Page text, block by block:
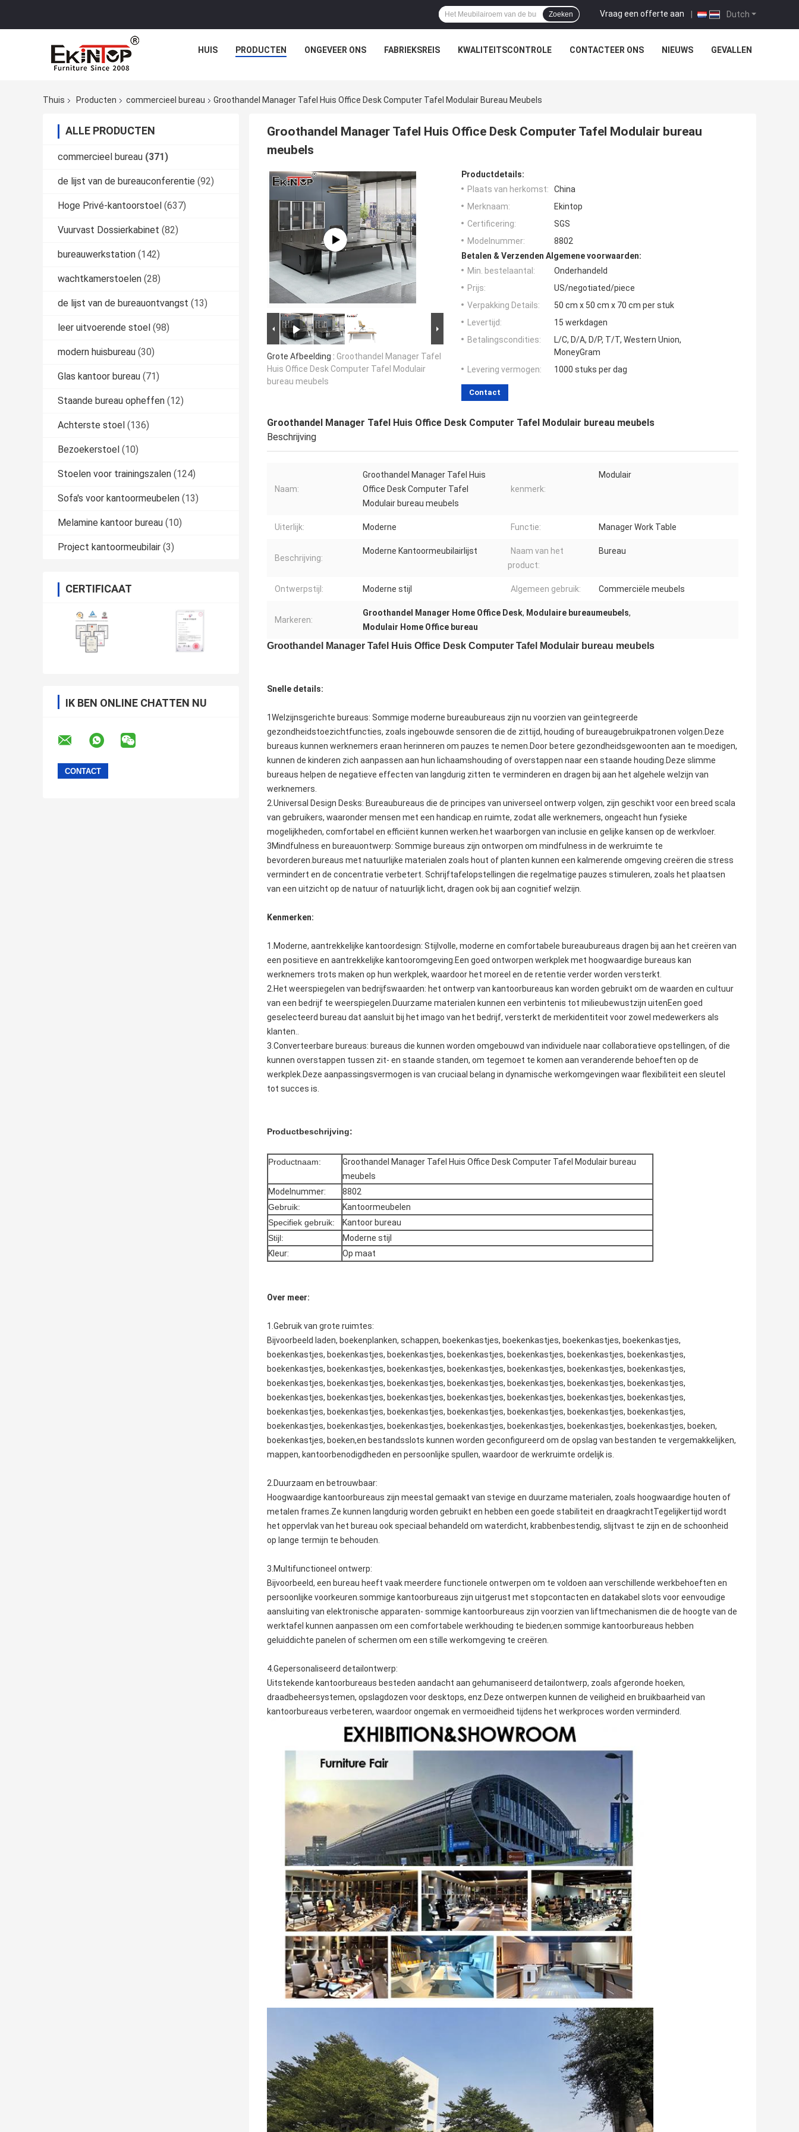
Dutch
Vraag een offerte aan |
Zoeken
HUIS PRODUCTEN ONGEVEER ONS FABRIEKSREIS KWALITEITSCONTROLE CONTACTEER ONS NIEUWS GEVALLEN
Thuis Producten commercieel bureau Groothandel Manager Tafel Huis Office Desk Computer Tafel Modulair Bureau Meubels
ALLE PRODUCTEN
commercieel bureau (371)
de lijst van de bureauconferentie (92)
Hoge Privé-kantoorstoel (637)
Vuurvast Dossierkabinet (82)
bureauwerkstation (142)
wachtkamerstoelen (28)
de lijst van de bureauontvangst (13)
leer uitvoerende stoel (98)
modern huisbureau (30)
Glas kantoor bureau (71)
Staande bureau opheffen (12)
Achterste stoel (136)
Bezoekerstoel (10)
Stoelen voor trainingszalen (124)
Sofa's voor kantoormeubelen (13)
Melamine kantoor bureau (10)
Project kantoormeubilair (3)
CERTIFICAAT
IK BEN ONLINE CHATTEN NU
Groothandel Manager Tafel Huis Office Desk Computer Tafel Modulair bureau
meubels
Grote Afbeelding : Groothandel Manager Tafel
Huis Office Desk Computer Tafel Modulair
bureau meubels
Productdetails:
Plaats van herkomst:
China
Merknaam:
Ekintop
Certificering:
SGS
Modelnummer:
8802
Betalen & Verzenden Algemene voorwaarden:
Min. bestelaantal:
Onderhandeld
Prijs:
US/negotiated/piece
Verpakking Details:
50 cm x 50 cm x 70 cm per stuk
Levertijd:
15 werkdagen
Betalingscondities:
L/C, D/A, D/P, T/T, Western Union,
MoneyGram
Levering vermogen:
1000 stuks per dag
Contact
Groothandel Manager Tafel Huis Office Desk Computer Tafel Modulair bureau meubels
Beschrijving
Naam:
Groothandel Manager Tafel Huis
Office Desk Computer Tafel
Modulair bureau meubels
kenmerk:
Modulair
Uiterlijk: Moderne Functie: Manager Work Table
Beschrijving:
Moderne Kantoormeubilairlijst
Naam van het
product:
Bureau
Ontwerpstijl: Moderne stijl Algemeen gebruik: Commerciële meubels
Markeren:
Groothandel Manager Home Office Desk, Modulaire bureaumeubels,
Modulair Home Office bureau
Groothandel Manager Tafel Huis Office Desk Computer Tafel Modulair bureau meubels
Snelle details:
1Welzijnsgerichte bureaus: Sommige moderne bureaubureaus zijn nu voorzien van geïntegreerde
gezondheidstoezichtfuncties, zoals ingebouwde sensoren die de zittijd, houding of bureaugebruikpatronen volgen.Deze
bureaus kunnen werknemers eraan herinneren om pauzes te nemen.Door betere gezondheidsgewoonten aan te moedigen,
kunnen de kinderen zich aanpassen aan hun lichaamshouding of overstappen naar een staande houding.Deze slimme
bureaus helpen de negatieve effecten van langdurig zitten te verminderen en dragen bij aan het algehele welzijn van
werknemers.
2.Universal Design Desks: Bureaubureaus die de principes van universeel ontwerp volgen, zijn geschikt voor een breed scala
van gebruikers, waaronder mensen met een handicap.en ruimte, zodat alle werknemers, ongeacht hun fysieke
mogelijkheden, comfortabel en efficiënt kunnen werken.het waarborgen van inclusie en gelijke kansen op de werkvloer.
3Mindfulness en bureauontwerp: Sommige bureaus zijn ontworpen om mindfulness in de werkruimte te
bevorderen.bureaus met natuurlijke materialen zoals hout of planten kunnen een kalmerende omgeving creëren die stress
vermindert en de concentratie verbetert. Schrijftafelopstellingen die regelmatige pauzes stimuleren, zoals het plaatsen
van een uitzicht op de natuur of natuurlijk licht, dragen ook bij aan cognitief welzijn.
Kenmerken:
1.Moderne, aantrekkelijke kantoordesign: Stijlvolle, moderne en comfortabele bureaubureaus dragen bij aan het creëren van
een positieve en aantrekkelijke kantooromgeving.Een goed ontworpen werkplek met hoogwaardige bureaus kan
werknemers trots maken op hun werkplek, waardoor het moreel en de retentie verder worden versterkt.
2.Het weerspiegelen van bedrijfswaarden: het ontwerp van kantoorbureaus kan worden gebruikt om de waarden en cultuur
van een bedrijf te weerspiegelen.Duurzame materialen kunnen een verbintenis tot milieubewustzijn uitenEen goed
geselecteerd bureau dat aansluit bij het imago van het bedrijf, versterkt de merkidentiteit voor zowel medewerkers als
klanten..
3.Converteerbare bureaus: bureaus die kunnen worden omgebouwd van individuele naar collaboratieve opstellingen, of die
kunnen overstappen tussen zit- en staande standen, om tegemoet te komen aan veranderende behoeften op de
werkplek.Deze aanpassingsvermogen is van cruciaal belang in dynamische werkomgevingen waar flexibiliteit een sleutel
tot succes is.
Productbeschrijving:
Productnaam:
Groothandel Manager Tafel Huis Office Desk Computer Tafel Modulair bureau
meubels
Modelnummer:
8802
Gebruik:
Kantoormeubelen
Specifiek gebruik:
Kantoor bureau
Stijl:
Moderne stijl
Kleur:
Op maat
Over meer:
1.Gebruik van grote ruimtes:
Bijvoorbeeld laden, boekenplanken, schappen, boekenkastjes, boekenkastjes, boekenkastjes, boekenkastjes,
boekenkastjes, boekenkastjes, boekenkastjes, boekenkastjes, boekenkastjes, boekenkastjes, boekenkastjes,
boekenkastjes, boekenkastjes, boekenkastjes, boekenkastjes, boekenkastjes, boekenkastjes, boekenkastjes,
boekenkastjes, boekenkastjes, boekenkastjes, boekenkastjes, boekenkastjes, boekenkastjes, boekenkastjes,
boekenkastjes, boekenkastjes, boekenkastjes, boekenkastjes, boekenkastjes, boekenkastjes, boekenkastjes,
boekenkastjes, boekenkastjes, boekenkastjes, boekenkastjes, boekenkastjes, boekenkastjes, boekenkastjes,
boekenkastjes, boekenkastjes, boekenkastjes, boekenkastjes, boekenkastjes, boekenkastjes, boekenkastjes, boeken,
boekenkastjes, boeken,en bestandsslots kunnen worden geconfigureerd om de opslag van bestanden te vergemakkelijken,
mappen, kantoorbenodigdheden en persoonlijke spullen, waardoor de werkruimte ordelijk is.
2.Duurzaam en betrouwbaar:
Hoogwaardige kantoorbureaus zijn meestal gemaakt van stevige en duurzame materialen, zoals hoogwaardige houten of
metalen frames.Ze kunnen langdurig worden gebruikt en hebben een goede stabiliteit en draagkrachtTegelijkertijd wordt
het oppervlak van het bureau ook speciaal behandeld om waterdicht, krabbenbestendig, slijtvast te zijn en de schoonheid
op lange termijn te behouden.
3.Multifunctioneel ontwerp:
Bijvoorbeeld, een bureau heeft vaak meerdere functionele ontwerpen om te voldoen aan verschillende werkbehoeften en
persoonlijke voorkeuren.sommige kantoorbureaus zijn uitgerust met stopcontacten en datakabel slots voor eenvoudige
aansluiting van elektronische apparaten- sommige kantoorbureaus zijn voorzien van liftmechanismen die de hoogte van de
werktafel kunnen aanpassen om een comfortabele werkhouding te bieden;en sommige kantoorbureaus hebben
geluiddichte panelen of schermen om een stille werkomgeving te creëren.
4.Gepersonaliseerd detailontwerp:
Uitstekende kantoorbureaus besteden aandacht aan gehumaniseerd detailontwerp, zoals afgeronde hoeken,
draadbeheersystemen, opslagdozen voor desktops, enz.Deze ontwerpen kunnen de veiligheid en bruikbaarheid van
kantoorbureaus verbeteren, waardoor ongemak en vermoeidheid tijdens het werkproces worden verminderd.